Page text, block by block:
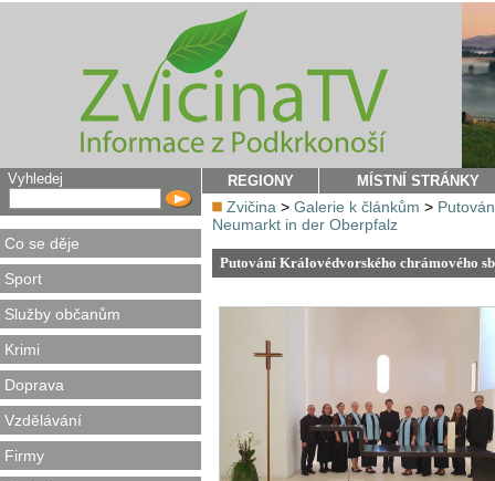
Vyhledej
Co se děje
Sport
Služby občanům
Krimi
Doprava
Vzdělávání
Firmy
REGIONY MÍSTNÍ STRÁNKY
Zvičina > Galerie k článkům >
Neumarkt in der Oberpfalz
Putování Královédvorského chrámového